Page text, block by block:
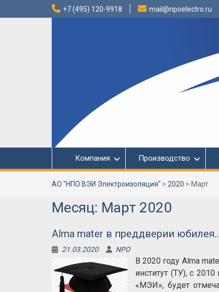
+7 (495) 120-9918 mail@npoelectro.ru
Компания Производство
АО "НПО ВЭИ Электроизоляция" > 2020 > Март
Месяц: Март 2020
Alma mater в преддверии
21.03.2020 NPO
В 2020 году Alma
институт (ТУ), с
«МЭИ», будет